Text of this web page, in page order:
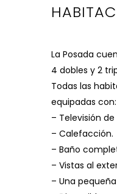
La Posada
4 dobles y 2
Todas las
equipadas con:
– Televisión
– Calefacción.
– Baño
– Vistas al
– Una